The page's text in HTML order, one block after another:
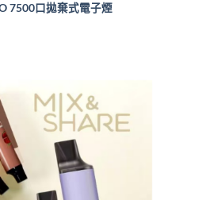
7500口拋棄式電子煙